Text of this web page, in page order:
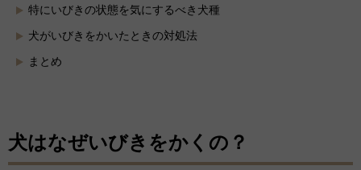
特にいびきの状態を気にするべき犬種
犬がいびきをかいたときの対処法
まとめ
犬はなぜいびきをかくの？